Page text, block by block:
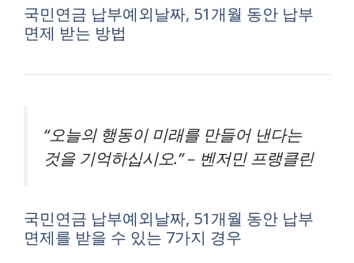
국민연금 납부예외날짜, 51개월 동안 납부
면제 받는 방법
“오늘의 행동이 미래를 만들어 낸다는
것을 기억하십시오.” – 벤저민 프랭클린
국민연금 납부예외날짜, 51개월 동안 납부
면제를 받을 수 있는 7가지 경우